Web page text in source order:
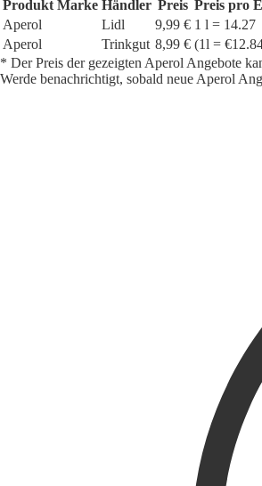
Produkt Marke Händler Preis Preis pro
Aperol
Lidl 9,99 € 1 l = 14.27
Aperol
Trinkgut 8,99 € (1l =
* Der Preis der gezeigten Aperol Angebote
Werde benachrichtigt, sobald neue Aperol